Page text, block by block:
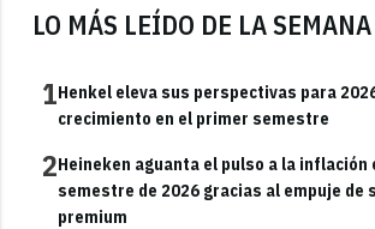
LO MÁS LEÍDO DE LA SEMANA
1Henkel eleva sus perspectivas para
crecimiento en el primer semestre
2Heineken aguanta el pulso a la inflación
semestre de 2026 gracias al empuje de
premium